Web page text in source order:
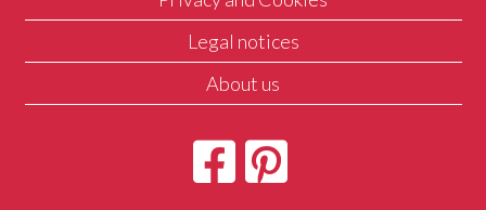
Legal notices
About us